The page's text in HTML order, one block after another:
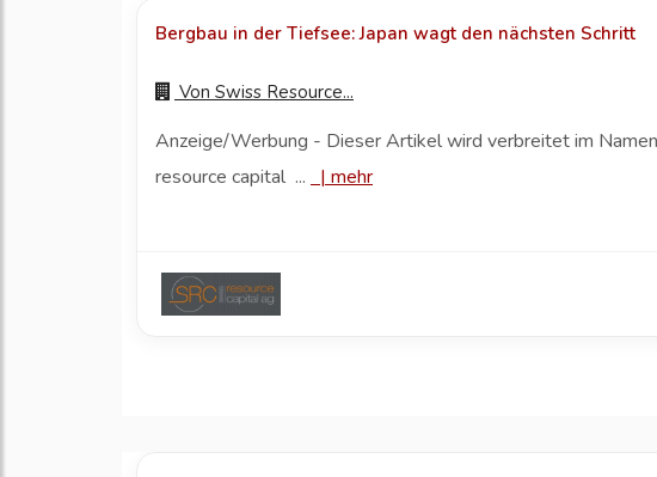
Bergbau in der Tiefsee: Japan wagt den nächsten Schritt
Von Swiss Resource...
Anzeige/Werbung - Dieser Artikel wird verbreitet im
resource capital ... |mehr